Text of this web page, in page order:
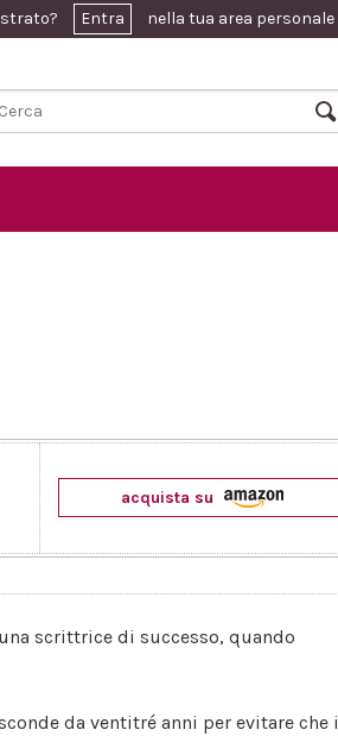
Entra nella tua area personale
acquista su
scrittrice di successo, quando
da ventitré anni per evitare che i